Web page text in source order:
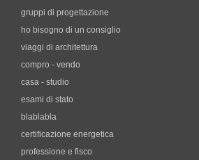
gruppi di progettazione
ho bisogno di un consiglio
viaggi di architettura
compro - vendo
casa - studio
esami di stato
blablabla
certificazione energetica
professione e fisco